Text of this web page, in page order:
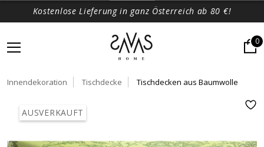
Kostenlose Lieferung in ganz Österreich ab 80 €!
0
Innendekoration Tischdecke Tischdecken aus Baumwolle
AUSVERKAUFT